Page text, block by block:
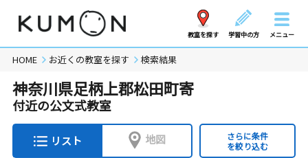
教室を探す 学習中の方 メニュー
HOME お近くの教室を探す 検索結果
神奈川県足柄上郡松田町寄
付近の公文式教室
リスト 地図
さらに条件
を絞り込む